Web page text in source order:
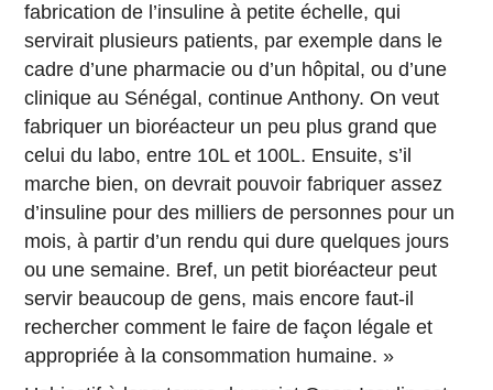
fabrication de l’insuline à petite échelle, qui
servirait plusieurs patients, par exemple dans le
cadre d’une pharmacie ou d’un hôpital, ou d’une
clinique au Sénégal, continue Anthony. On veut
fabriquer un bioréacteur un peu plus grand que
celui du labo, entre 10L et 100L. Ensuite, s’il
marche bien, on devrait pouvoir fabriquer assez
d’insuline pour des milliers de personnes pour un
mois, à partir d’un rendu qui dure quelques jours
ou une semaine. Bref, un petit bioréacteur peut
servir beaucoup de gens, mais encore faut-il
rechercher comment le faire de façon légale et
appropriée à la consommation humaine. »